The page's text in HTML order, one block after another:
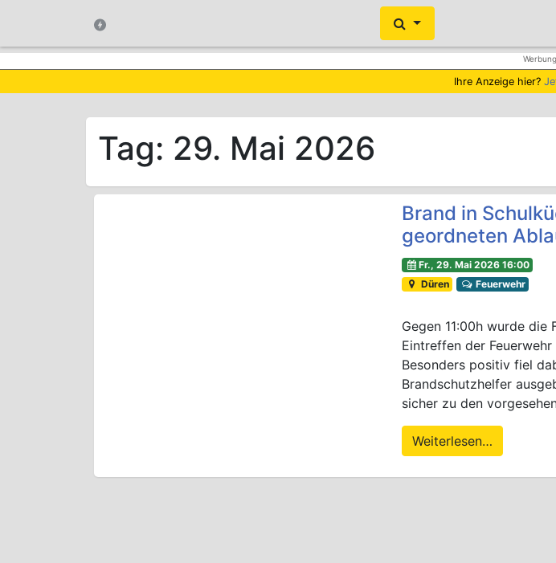
Ihre Anzeige hier?
Tag: 29. Mai 2026
Brand in
geordneten
Fr., 29. Mai 2026 16:00
Düren
Feuerwehr
Gegen 11:00h wurde die
Eintreffen der
Besonders positiv fiel
Brandschutzhelfer
sicher zu den
Weiterlesen…